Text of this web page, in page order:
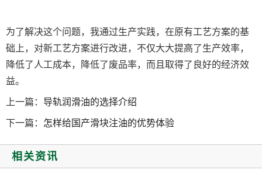
为了解决这个问题，我通过生产实践，在原有工艺方案的基
础上，对新工艺方案进行改进，不仅大大提高了生产效率，
降低了人工成本，降低了废品率，而且取得了良好的经济效
益。
上一篇： 导轨润滑油的选择介绍
下一篇： 怎样给国产滑块注油的优势体验
相关资讯